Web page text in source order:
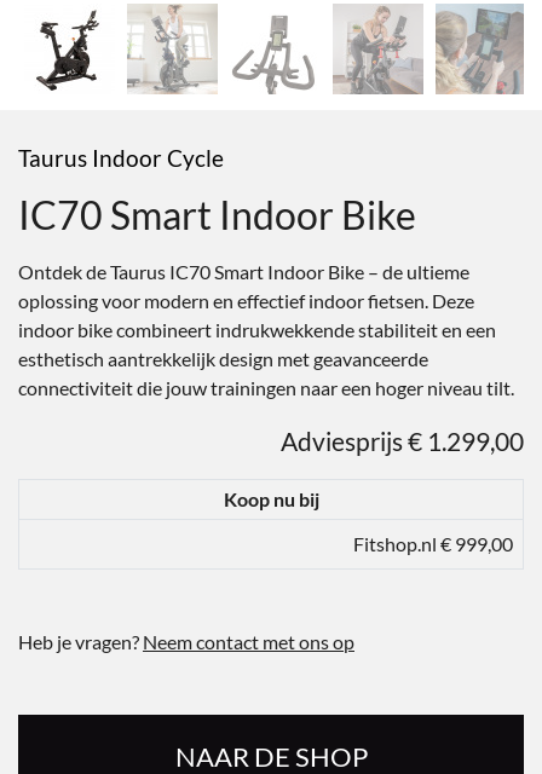
Taurus Indoor Cycle
IC70 Smart Indoor Bike
Ontdek de Taurus IC70 Smart Indoor Bike – de ultieme
oplossing voor modern en effectief indoor fietsen. Deze
indoor bike combineert indrukwekkende stabiliteit en een
esthetisch aantrekkelijk design met geavanceerde
connectiviteit die jouw trainingen naar een hoger niveau tilt.
Adviesprijs € 1.299,00
Koop nu bij
Fitshop.nl € 999,00
Heb je vragen? Neem contact met ons op
NAAR DE SHOP